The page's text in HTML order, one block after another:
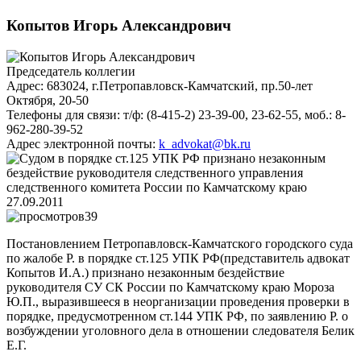
Копытов Игорь Александрович
Председатель коллегии
Адрес: 683024, г.Петропавловск-Камчатский, пр.50-лет
Октября, 20-50
Телефоны для связи: т/ф: (8-415-2) 23-39-00, 23-62-55, моб.: 8-
962-280-39-52
Адрес электронной почты: k_advokat@bk.ru
27.09.2011
39
Постановлением Петропавловск-Камчатского городского суда
по жалобе Р. в порядке ст.125 УПК РФ(представитель адвокат
Копытов И.А.) признано незаконным бездействие
руководителя СУ СК России по Камчатскому краю Мороза
Ю.П., выразившееся в неорганизации проведения проверки в
порядке, предусмотренном ст.144 УПК РФ, по заявлению Р. о
возбуждении уголовного дела в отношении следователя Белик
Е.Г.